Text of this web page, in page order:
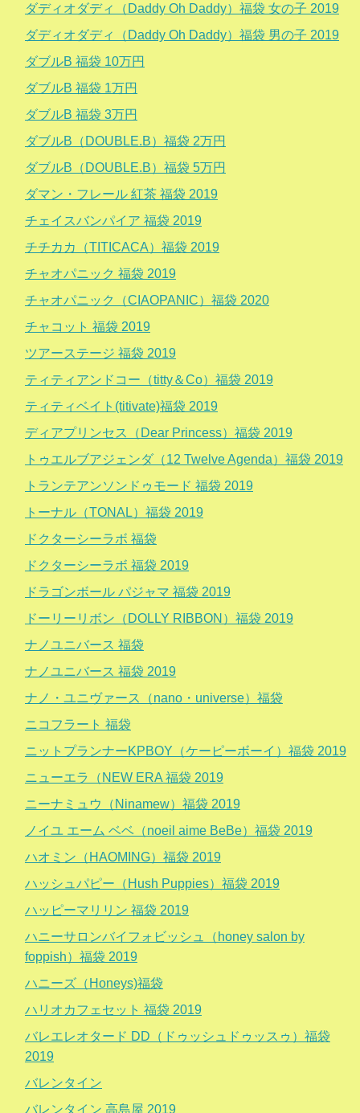
ダディオダディ（Daddy Oh Daddy）福袋 女の子 2019
ダディオダディ（Daddy Oh Daddy）福袋 男の子 2019
ダブルB 福袋 10万円
ダブルB 福袋 1万円
ダブルB 福袋 3万円
ダブルB（DOUBLE.B）福袋 2万円
ダブルB（DOUBLE.B）福袋 5万円
ダマン・フレール 紅茶 福袋 2019
チェイスバンパイア 福袋 2019
チチカカ（TITICACA）福袋 2019
チャオパニック 福袋 2019
チャオパニック（CIAOPANIC）福袋 2020
チャコット 福袋 2019
ツアーステージ 福袋 2019
ティティアンドコー（titty＆Co）福袋 2019
ティティベイト(titivate)福袋 2019
ディアプリンセス（Dear Princess）福袋 2019
トゥエルブアジェンダ（12 Twelve Agenda）福袋 2019
トランテアンソンドゥモード 福袋 2019
トーナル（TONAL）福袋 2019
ドクターシーラボ 福袋
ドクターシーラボ 福袋 2019
ドラゴンボール パジャマ 福袋 2019
ドーリーリボン（DOLLY RIBBON）福袋 2019
ナノユニバース 福袋
ナノユニバース 福袋 2019
ナノ・ユニヴァース（nano・universe）福袋
ニコフラート 福袋
ニットプランナーKPBOY（ケーピーボーイ）福袋 2019
ニューエラ（NEW ERA 福袋 2019
ニーナミュウ（Ninamew）福袋 2019
ノイユ エーム ベベ（noeil aime BeBe）福袋 2019
ハオミン（HAOMING）福袋 2019
ハッシュパピー（Hush Puppies）福袋 2019
ハッピーマリリン 福袋 2019
ハニーサロンバイフォビッシュ（honey salon by
foppish）福袋 2019
ハニーズ（Honeys)福袋
ハリオカフェセット 福袋 2019
バレエレオタード DD（ドゥッシュドゥッスゥ）福袋
2019
バレンタイン
バレンタイン 高島屋 2019